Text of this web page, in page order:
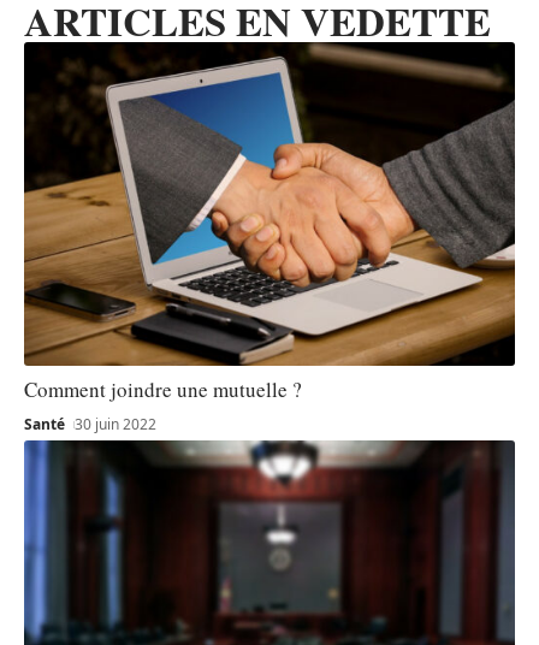
ARTICLES EN VEDETTE
Comment joindre une mutuelle ?
Santé 30 juin 2022